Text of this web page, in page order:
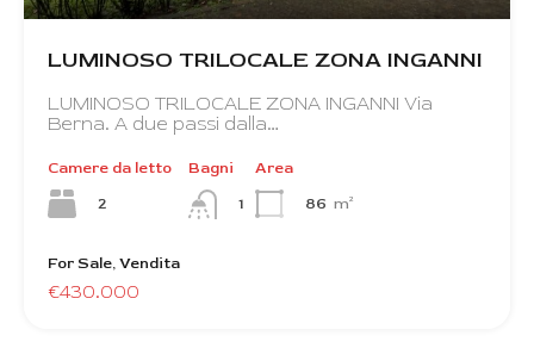
LUMINOSO TRILOCALE ZONA INGANNI
LUMINOSO TRILOCALE ZONA INGANNI Via
Berna. A due passi dalla…
Camere da letto
2
Bagni
1
Area
86 m²
For Sale, Vendita
€430.000